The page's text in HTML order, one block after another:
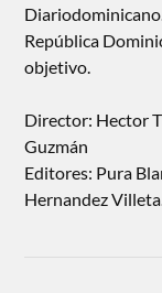
República
objetivo.
Director: Hector
Guzmán
Editores: Pura
Hernandez